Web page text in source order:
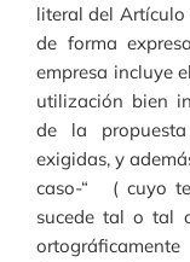
literal del Artículo
de forma
empresa incluye
utilización bien
de la
exigidas, y
caso-“ ( cuyo
sucede tal o tal